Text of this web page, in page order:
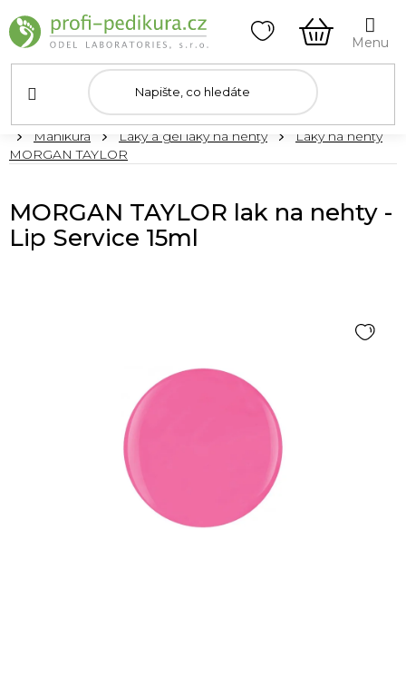
na
obsah
NÁKUPNÍ
KOŠÍK
DomůManikúra Laky a gel laky na nehty
Laky na nehty
MORGAN TAYLOR
MORGAN TAYLOR lak na nehty -
Lip Service 15ml